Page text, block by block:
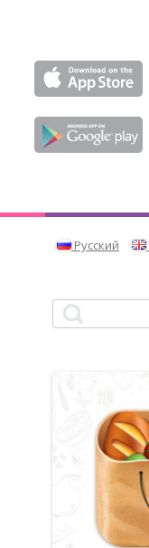
Русский